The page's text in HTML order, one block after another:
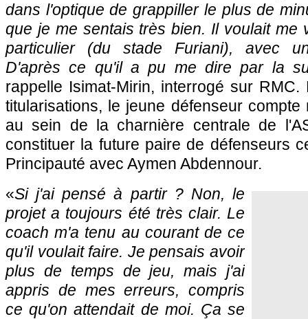
dans l'optique de grappiller le plus de
que je me sentais très bien. Il voulait me
particulier (du stade Furiani), avec
D'après ce qu'il a pu me dire par la
rappelle Isimat-Mirin, interrogé sur
titularisations, le jeune défenseur compte
au sein de la charnière centrale de
constituer la future paire de défenseurs
Principauté avec Aymen Abdennour.
«Si j'ai pensé à partir ? Non, le
projet a toujours été très clair. Le
coach m'a tenu au courant de ce
qu'il voulait faire. Je pensais avoir
plus de temps de jeu, mais j'ai
appris de mes erreurs, compris
ce qu'on attendait de moi. Ça se